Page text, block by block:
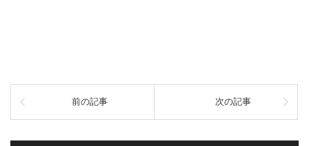
前の記事 次の記事